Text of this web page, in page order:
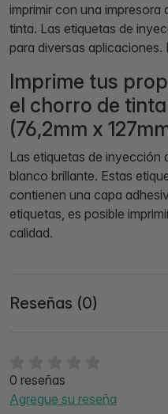
0 reseñas
Agregue su reseña
imprimir con una
tinta. Las etiquetas de
para diversas
Imprime tus
el chorro de
(76,2mm x
Las etiquetas de inyección
blanco brillante. Estas
contienen una capa
etiquetas, es posible
calidad.
Reseñas (0)